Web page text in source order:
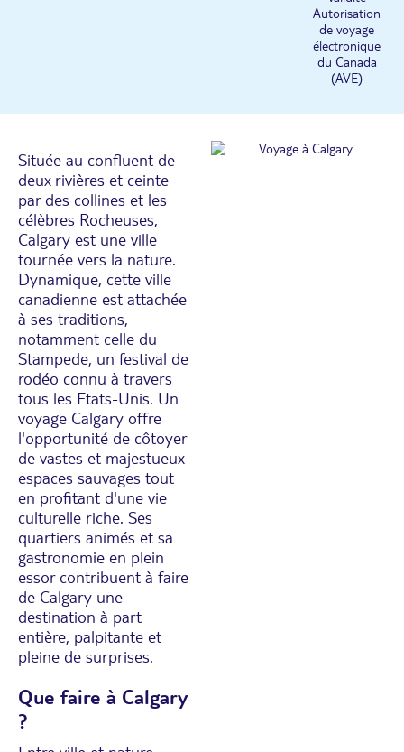
Autorisation
de voyage
électronique
du Canada
(AVE)
Située au confluent de
deux rivières et ceinte
par des collines et les
célèbres Rocheuses,
Calgary est une ville
tournée vers la nature.
Dynamique, cette ville
canadienne est attachée
à ses traditions,
notamment celle du
Stampede, un festival de
rodéo connu à travers
tous les Etats-Unis. Un
voyage Calgary offre
l'opportunité de côtoyer
de vastes et majestueux
espaces sauvages tout
en profitant d'une vie
culturelle riche. Ses
quartiers animés et sa
gastronomie en plein
essor contribuent à faire
de Calgary une
destination à part
entière, palpitante et
pleine de surprises.
Que faire à Calgary
?